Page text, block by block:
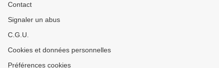
Contact
Signaler un abus
C.G.U.
Cookies et données personnelles
Préférences cookies